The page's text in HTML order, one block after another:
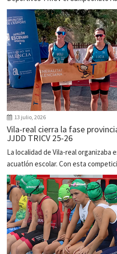
13 julio, 2026
Vila-real cierra la fase
JJDD TRICV 25-26
La localidad de Vila-real organizaba
acuatlón escolar. Con esta